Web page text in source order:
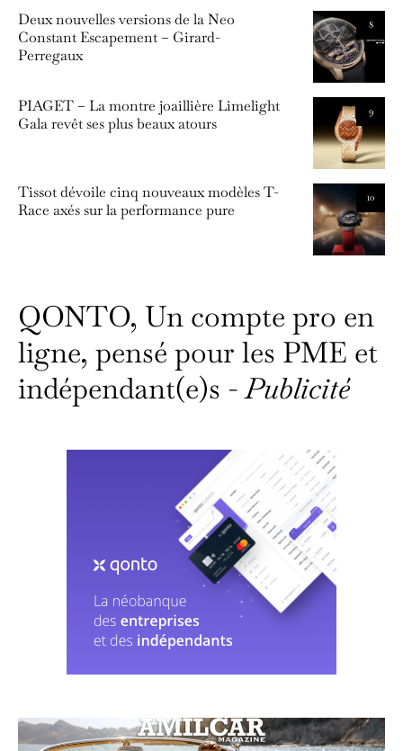
8
Deux nouvelles versions de la Neo
Constant Escapement – Girard-
Perregaux
9
PIAGET – La montre joaillière Limelight
Gala revêt ses plus beaux atours
10
Tissot dévoile cinq nouveaux modèles T-
Race axés sur la performance pure
QONTO, Un compte pro en
ligne, pensé pour les PME et
indépendant(e)s -Publicité